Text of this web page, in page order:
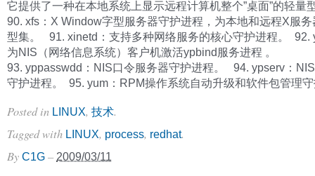
它提供了一种在本地系统上显示远程计算机整个”桌面”的轻量
90. xfs：X Window字型服务器守护进程，为本地和远程X服
型集。 91. xinetd：支持多种网络服务的核心守护进程。 92.
为NIS（网络信息系统）客户机激活ypbind服务进程 。
93. yppasswdd：NIS口令服务器守护进程。 94. ypserv：
守护进程。 95. yum：RPM操作系统自动升级和软件包管理
Posted in LINUX, 技术.
Tagged with LINUX, process, redhat.
By C1G – 2009/03/11